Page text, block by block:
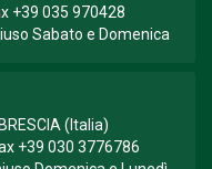
+39 035 970428
Sabato e Domenica
(Italia)
+39 030 3776786